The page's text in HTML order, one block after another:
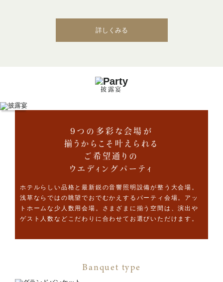
詳しくみる
披露宴
9つの多彩な会場が
揃うからこそ叶えられる
ご希望通りの
ウエディングパーティ
ホテルらしい品格と最新鋭の音響照明設備が整う大会場。
浅草ならではの眺望でおでむかえするパーティ会場。アッ
トホームな少人数用会場。 さまざまに揃う空間は、演出や
ゲスト人数などこだわりに合わせてお選びいただけます。
Banquet type